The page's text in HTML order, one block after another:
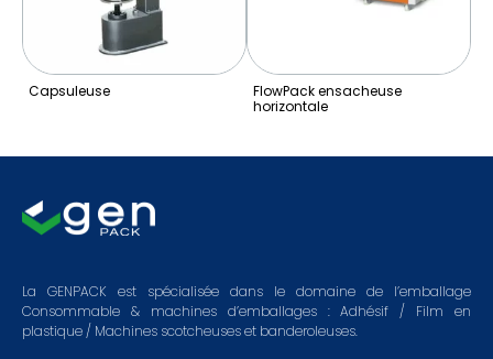
Capsuleuse
FlowPack ensacheuse
horizontale
La GENPACK est spécialisée dans le domaine de l’emballage
Consommable & machines d’emballages : Adhésif / Film en
plastique / Machines scotcheuses et banderoleuses.